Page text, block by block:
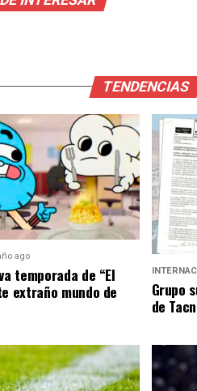
TENDENCIAS
ago
temporada de “El
extraño mundo de
Grupo
de